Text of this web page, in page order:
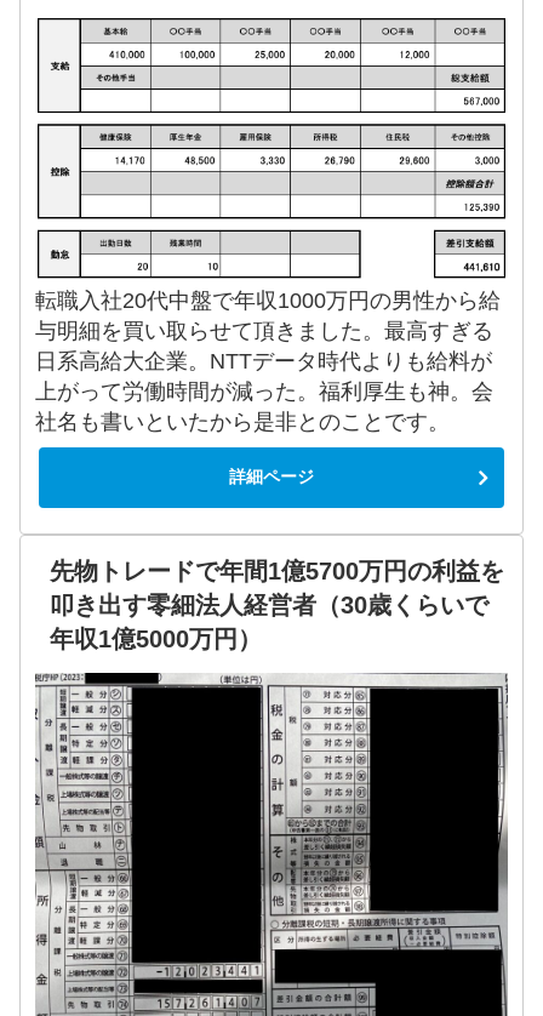
転職入社20代中盤で年収1000万円の男性から給
与明細を買い取らせて頂きました。最高すぎる
日系高給大企業。NTTデータ時代よりも給料が
上がって労働時間が減った。福利厚生も神。会
社名も書いといたから是非とのことです。
詳細ページ
先物トレードで年間1億5700万円の利益を
叩き出す零細法人経営者（30歳くらいで
年収1億5000万円）